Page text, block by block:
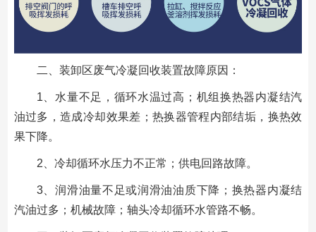
二、装卸区废气冷凝回收装置故障原因：
1、水量不足，循环水温过高；机组换热器内凝结汽
油过多，造成冷却效果差；热换器管程内部结垢，换热效
果下降。
2、冷却循环水压力不正常；供电回路故障。
3、润滑油量不足或润滑油油质下降；换热器内凝结
汽油过多；机械故障；轴头冷却循环水管路不畅。